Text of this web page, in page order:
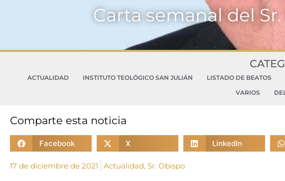
Carta semanal del
ACTUALIDAD INSTITUTO TEOLÓGICO SAN JULIÁN LISTADO DE BEATOS
VARIOS
Comparte esta noticia
Facebook X LinkedIn
17 de diciembre de 2021 Actualidad, Sr. Obispo